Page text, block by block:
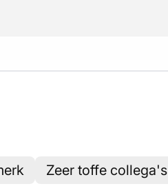
Zeer toffe collega's